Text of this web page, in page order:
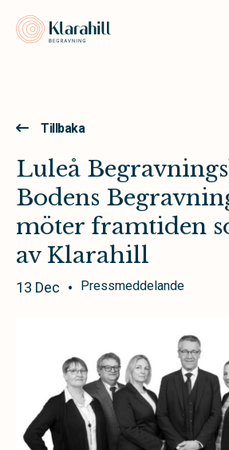
Tillbaka
Luleå
Bodens
möter framtiden
av Klarahill
13 Dec Pressmeddelande